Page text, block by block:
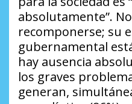
absolutamente”.
recomponerse; su
gubernamental
hay ausencia
los graves
generan,